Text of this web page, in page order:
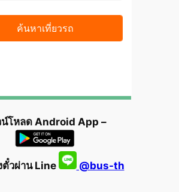
น์โหลด Android App –
ตั๋วผ่าน Line @bus-th